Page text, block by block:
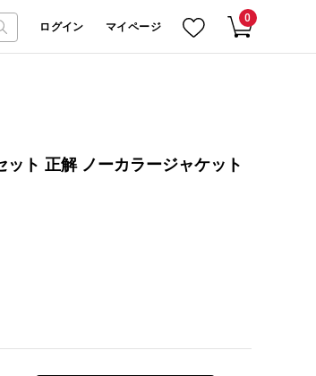
ログイン マイページ
0
ット 正解 ノーカラージャケット